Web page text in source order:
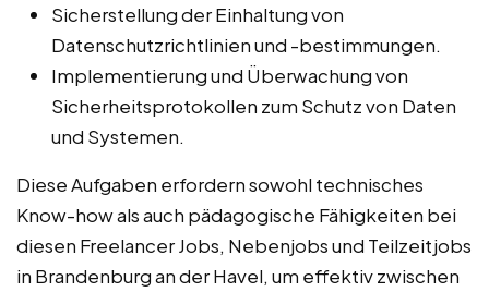
Sicherstellung der Einhaltung von
Datenschutzrichtlinien und -bestimmungen.
Implementierung und Überwachung von
Sicherheitsprotokollen zum Schutz von Daten
und Systemen.
Diese Aufgaben erfordern sowohl technisches
Know-how als auch pädagogische Fähigkeiten bei
diesen Freelancer Jobs, Nebenjobs und Teilzeitjobs
in Brandenburg an der Havel, um effektiv zwischen